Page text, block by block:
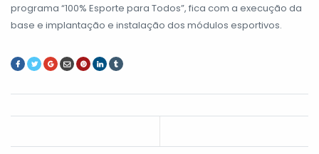
programa “100% Esporte para Todos”, fica com a execução da
base e implantação e instalação dos módulos esportivos.